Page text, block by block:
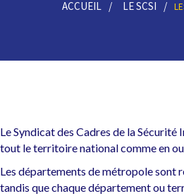
ACCUEIL LE SCSI
Le Syndicat des Cadres de la
tout le territoire national comme en
Les départements de métropole sont
tandis que chaque département ou